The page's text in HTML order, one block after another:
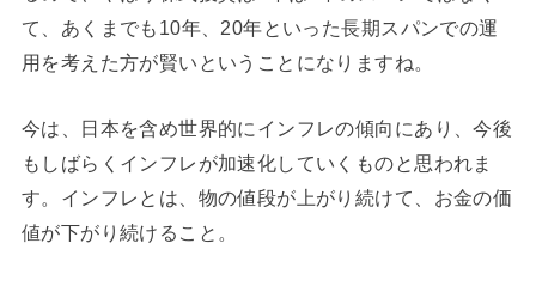
て、あくまでも10年、20年といった長期スパンでの運
用を考えた方が賢いということになりますね。
今は、日本を含め世界的にインフレの傾向にあり、今後
もしばらくインフレが加速化していくものと思われま
す。インフレとは、物の値段が上がり続けて、お金の価
値が下がり続けること。